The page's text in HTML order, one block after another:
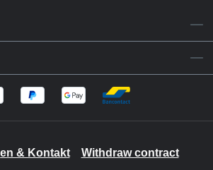
& Kontakt Withdraw contract